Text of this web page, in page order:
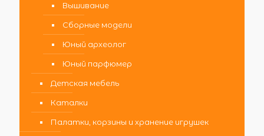
Вышивание
Сборные модели
Юный археолог
Юный парфюмер
Детская мебель
Каталки
Палатки, корзины и хранение игрушек